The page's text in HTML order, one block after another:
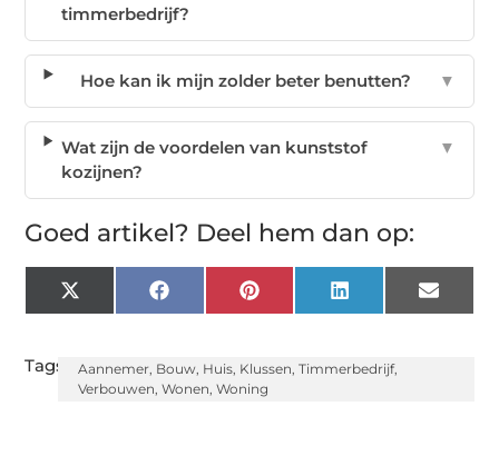
timmerbedrijf?
Hoe kan ik mijn zolder beter benutten? ▼
Wat zijn de voordelen van kunststof
kozijnen?
▼
Goed artikel? Deel hem dan op:
X
(Twitter)
FacebookPinterest LinkedIn Email
Tags: Aannemer, Bouw, Huis, Klussen Timmerbedrijf,
Verbouwen Wonen Woning